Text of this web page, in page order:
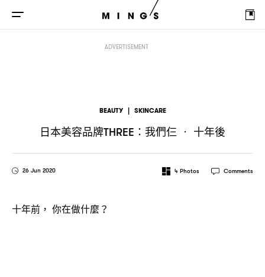
ADVERTISEMENT
BEAUTY | SKINCARE
日本美容品牌THREE： 我們仨 ‧ 十年後
26 Jun 2020 4 Photos Comments
十年前 ， 你在做什麼 ？
我們仨‧十年後